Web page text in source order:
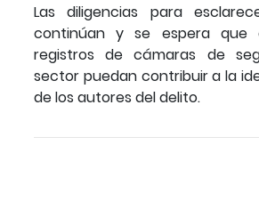
Las diligencias para
continúan y se espera que
registros de cámaras de
sector puedan contribuir a la
de los autores del delito.